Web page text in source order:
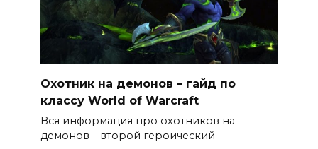
Охотник на демонов – гайд по
классу World of Warcraft
Вся информация про охотников на
демонов – второй героический